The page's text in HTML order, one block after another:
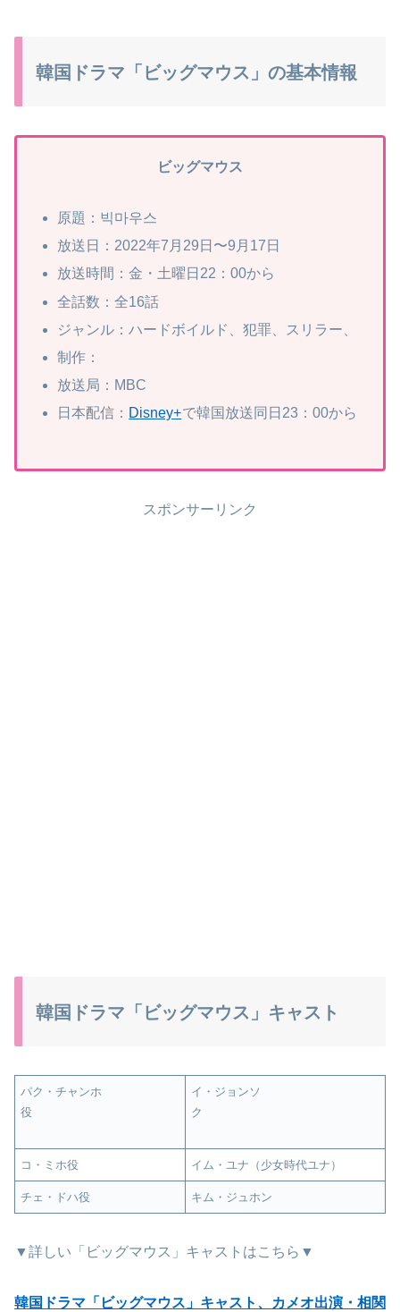
韓国ドラマ「ビッグマウス」の基本情報
ビッグマウス
原題：빅마우스
放送日：2022年7月29日〜9月17日
放送時間：金・土曜日22：00から
全話数：全16話
ジャンル：ハードボイルド、犯罪、スリラー、
制作：
放送局：MBC
日本配信： Disney+で韓国放送同日23：00から
スポンサーリンク
韓国ドラマ「ビッグマウス」キャスト
パク・チャンホ
役
イ・ジョンソ
ク
コ・ミホ役 イム・ユナ（少女時代ユナ）
チェ・ドハ役 キム・ジュホン
▼詳しい「ビッグマウス」キャストはこちら▼
韓国ドラマ「ビッグマウス」キャスト、カメオ出演・相関